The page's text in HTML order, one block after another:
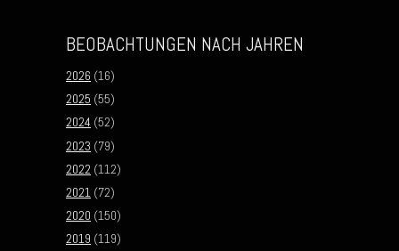
BEOBACHTUNGEN NACH JAHREN
2026 (16)
2025 (55)
2024 (52)
2023 (79)
2022 (112)
2021 (72)
2020 (150)
2019 (119)